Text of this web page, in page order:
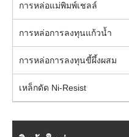
การหล่อแม่พิมพ์เชลล์
การหล่อการลงทุนแก้วน้ำ
การหล่อการลงทุนขี้ผึ้งผสม
เหล็กดัด Ni-Resist